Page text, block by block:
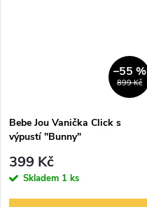
899 Kč
–55 %
Bebe Jou Vanička Click s
výpustí "Bunny"
399 Kč
Skladem 1 ks